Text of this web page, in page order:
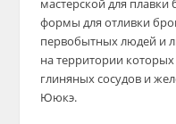
мастерской для
формы для отливки
первобытных людей и
на территории
глиняных сосудов и
Ююкэ.